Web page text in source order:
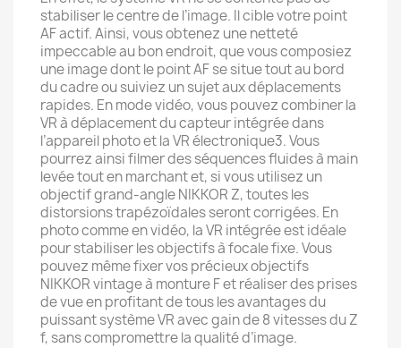
stabiliser le centre de l’image. Il cible votre point
AF actif. Ainsi, vous obtenez une netteté
impeccable au bon endroit, que vous composiez
une image dont le point AF se situe tout au bord
du cadre ou suiviez un sujet aux déplacements
rapides. En mode vidéo, vous pouvez combiner la
VR à déplacement du capteur intégrée dans
l’appareil photo et la VR électronique3. Vous
pourrez ainsi filmer des séquences fluides à main
levée tout en marchant et, si vous utilisez un
objectif grand-angle NIKKOR Z, toutes les
distorsions trapézoïdales seront corrigées. En
photo comme en vidéo, la VR intégrée est idéale
pour stabiliser les objectifs à focale fixe. Vous
pouvez même fixer vos précieux objectifs
NIKKOR vintage à monture F et réaliser des prises
de vue en profitant de tous les avantages du
puissant système VR avec gain de 8 vitesses du Z
f, sans compromettre la qualité d’image.